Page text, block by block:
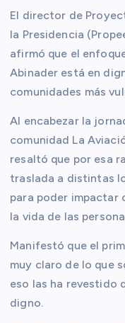
El director de
la Presidencia
afirmó que el
Abinader está en
comunidades más
Al encabezar la
comunidad La
resaltó que por esa
traslada a distintas
para poder impactar
la vida de las
Manifestó que el
muy claro de lo que
eso las ha revestido
digno.